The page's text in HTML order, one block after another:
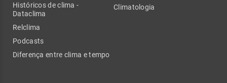
Históricos de clima -
Dataclima
Relclima
Podcasts
Diferença entre clima e tempo
Climatologia